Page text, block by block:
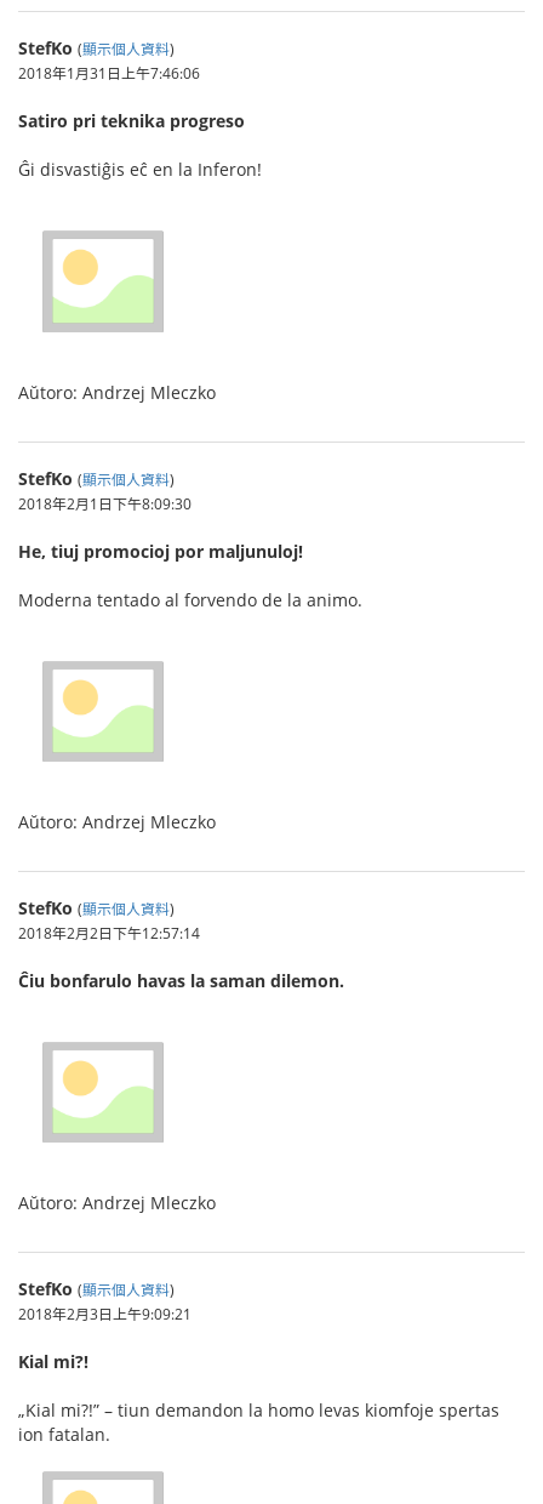
StefKo (顯示個人資料)
2018年1月31日上午7:46:06
Satiro pri teknika progreso
Ĝi disvastiĝis eĉ en la Inferon!
Aŭtoro: Andrzej Mleczko
StefKo (顯示個人資料)
2018年2月1日下午8:09:30
He, tiuj promocioj por maljunuloj!
Moderna tentado al forvendo de la animo.
Aŭtoro: Andrzej Mleczko
StefKo (顯示個人資料)
2018年2月2日下午12:57:14
Ĉiu bonfarulo havas la saman dilemon.
Aŭtoro: Andrzej Mleczko
StefKo (顯示個人資料)
2018年2月3日上午9:09:21
Kial mi?!
„Kial mi?!” – tiun demandon la homo levas kiomfoje spertas
ion fatalan.